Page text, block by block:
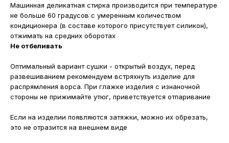
Машинная деликатная стирка производится при температуре
не больше 60 градусов с умеренным количеством
кондиционера (в составе которого присутствует силикон),
отжимать на средних оборотах
Не отбеливать
Оптимальный вариант сушки - открытый воздух, перед
развешиванием рекомендуем встряхнуть изделие для
распрямления ворса. При глажке изделия с изнаночной
стороны не прижимайте утюг, приветствуется отпаривание
Если на изделии появляются затяжки, можно их обрезать,
это не отразится на внешнем виде